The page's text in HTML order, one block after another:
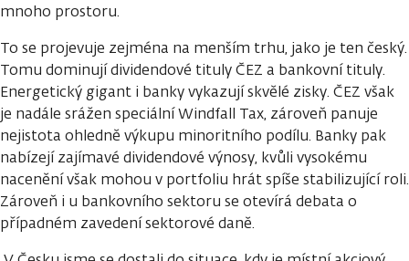
mnoho prostoru.
To se projevuje zejména na menším trhu, jako je ten český.
Tomu dominují dividendové tituly ČEZ a bankovní tituly.
Energetický gigant i banky vykazují skvělé zisky. ČEZ však
je nadále srážen speciální Windfall Tax, zároveň panuje
nejistota ohledně výkupu minoritního podílu. Banky pak
nabízejí zajímavé dividendové výnosy, kvůli vysokému
nacenění však mohou v portfoliu hrát spíše stabilizující roli.
Zároveň i u bankovního sektoru se otevírá debata o
případném zavedení sektorové daně.